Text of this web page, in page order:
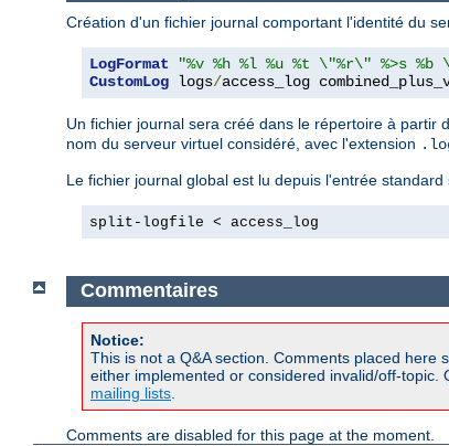
Création d'un fichier journal comportant l'identité du
LogFormat "%v %h %l %u %t \"%r\" %>s
CustomLog logs/access_log
Un fichier journal sera créé dans le répertoire à partir
nom du serveur virtuel considéré, avec l'extension
Le fichier journal global est lu depuis l'entrée
split-logfile < access_log
Commentaires
Notice:
This is not a Q&A section. Comments placed
either implemented or considered invalid/off-
mailing lists
Comments are disabled for this page at the moment.